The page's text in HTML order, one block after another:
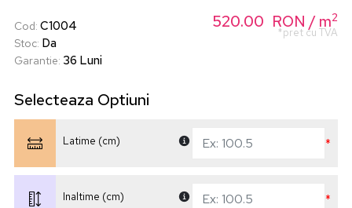
Cod: C1004
Stoc: Da
Garantie: 36 Luni
520.00 RON / m2
*pret cu TVA
Selecteaza Optiuni
Latime (cm) *
Inaltime (cm) *